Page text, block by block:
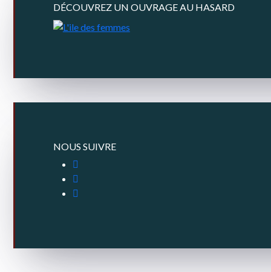
DÉCOUVREZ UN OUVRAGE AU HASARD
NOUS SUIVRE